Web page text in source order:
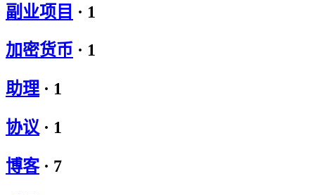
副业项目 · 1
加密货币 · 1
助理 · 1
协议 · 1
博客 · 7